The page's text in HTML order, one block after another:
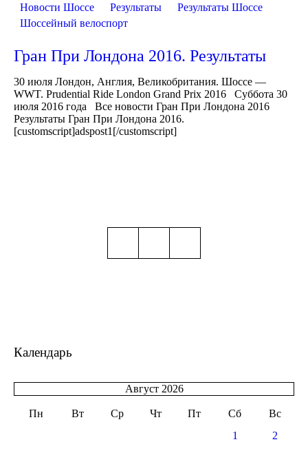
Новости Шоссе
Результаты
Результаты Шоссе
Шоссейный велоспорт
Гран При Лондона 2016. Результаты
30 июля Лондон, Англия, Великобритания. Шоссе —
WWT. Prudential Ride London Grand Prix 2016 Суббота 30
июля 2016 года Все новости Гран При Лондона 2016
Результаты Гран При Лондона 2016.
[customscript]adspost1[/customscript]
Календарь
Август 2026
Пн Вт Ср Чт Пт Сб
Вс
1
2